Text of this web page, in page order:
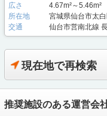
広さ
4.67m²～5.46m²
所在地
宮城県仙台市太
交通
仙台市営南北線
現在地で再検索
推奨施設のある運営会